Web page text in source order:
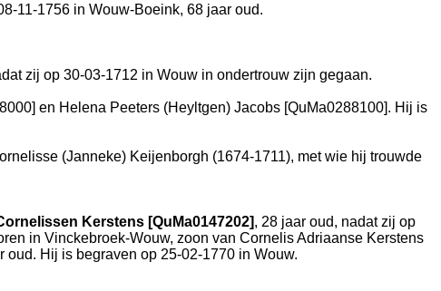
11-1756 in Wouw-Boeink, 68 jaar oud.
zij op 30-03-1712 in Wouw in ondertrouw zijn gegaan.
en Helena Peeters (Heyltgen) Jacobs [QuMa0288100]. Hij is
(Janneke) Keijenborgh (1674-1711), met wie hij trouwde
Kerstens [QuMa0147202], 28 jaar oud, nadat zij op
in Vinckebroek-Wouw, zoon van Cornelis Adriaanse Kerstens
oud. Hij is begraven op 25-02-1770 in Wouw.